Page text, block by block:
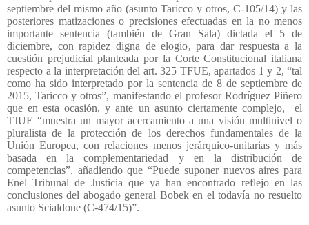
septiembre del mismo año (asunto Taricco y otros, C-105/14) y las
posteriores matizaciones o precisiones efectuadas en la no menos
importante sentencia (también de Gran Sala) dictada el 5 de
diciembre, con rapidez digna de elogio, para dar respuesta a la
cuestión prejudicial planteada por la Corte Constitucional italiana
respecto a la interpretación del art. 325 TFUE, apartados 1 y 2, “tal
como ha sido interpretado por la sentencia de 8 de septiembre de
2015, Taricco y otros”, manifestando el profesor Rodríguez Piñero
que en esta ocasión, y ante un asunto ciertamente complejo,
el
TJUE “muestra un mayor acercamiento a una visión multinivel o
pluralista de la protección de los derechos fundamentales de la
Unión Europea, con relaciones menos jerárquico-unitarias y más
basada en la complementariedad y en la distribución de
competencias”, añadiendo que “Puede suponer nuevos aires para
Enel Tribunal de Justicia que ya han encontrado reflejo en las
conclusiones del abogado general Bobek en el todavía no resuelto
asunto Scialdone (C-474/15)”.